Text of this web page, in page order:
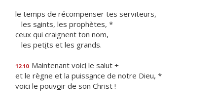
le temps de récompenser tes serviteurs,
les saints, les prophètes, *
ceux qui craignent ton nom,
les petits et les grands.
12.10 Maintenant voici le salut +
et le règne et la puissance de notre Dieu, *
voici le pouvoir de son Christ !